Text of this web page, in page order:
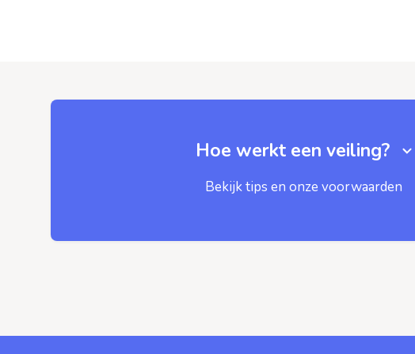
Hoe werkt een veiling?
Bekijk tips en onze voorwaarden